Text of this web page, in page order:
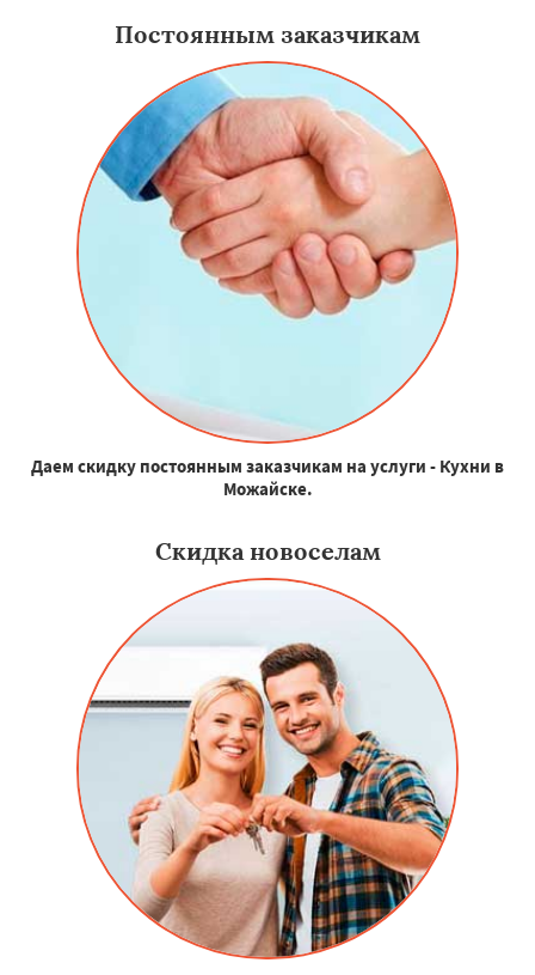
Постоянным заказчикам
Даем скидку постоянным заказчикам на услуги - Кухни в
Можайске.
Скидка новоселам